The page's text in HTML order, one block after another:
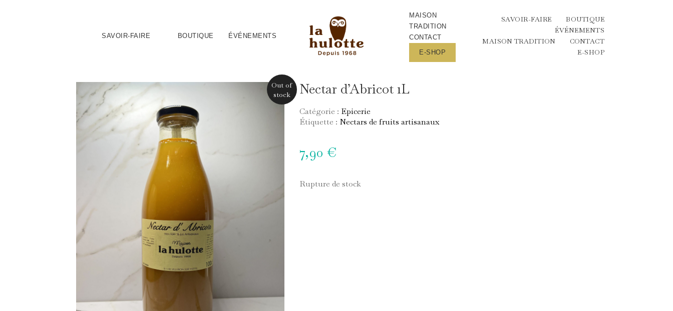
SAVOIR-FAIRE BOUTIQUE ÉVÉNEMENTS
MAISON
TRADITION
CONTACT
E-SHOP
SAVOIR-FAIRE
BOUTIQUE
ÉVÉNEMENTS
MAISON TRADITION
CONTACT
E-SHOP
Out of
stock
Nectar d’Abricot 1L
Catégorie : Epicerie
Étiquette : Nectars de fruits artisanaux
7,90 €
Rupture de stock